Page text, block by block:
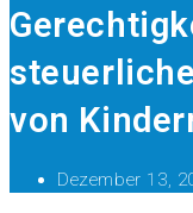
von
Dezember 13,